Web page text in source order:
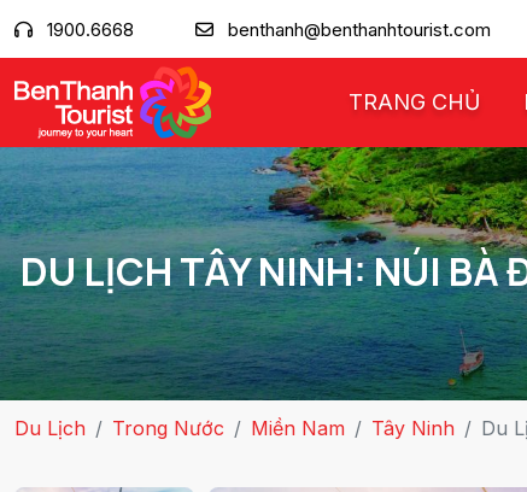
1900.6668 benthanh@benthanhtourist.com
TRANG CHỦ
DU LỊCH TÂY NINH: NÚI BÀ
Du Lịch Trong Nước Miền Nam Tây Ninh Du